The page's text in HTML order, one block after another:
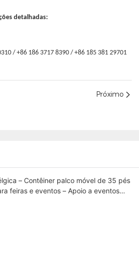
detalhadas:
/ +86 186 3717 8390 / +86 185 381 29701
Próximo
– Contêiner palco móvel de 35 pés
feiras e eventos – Apoio a eventos